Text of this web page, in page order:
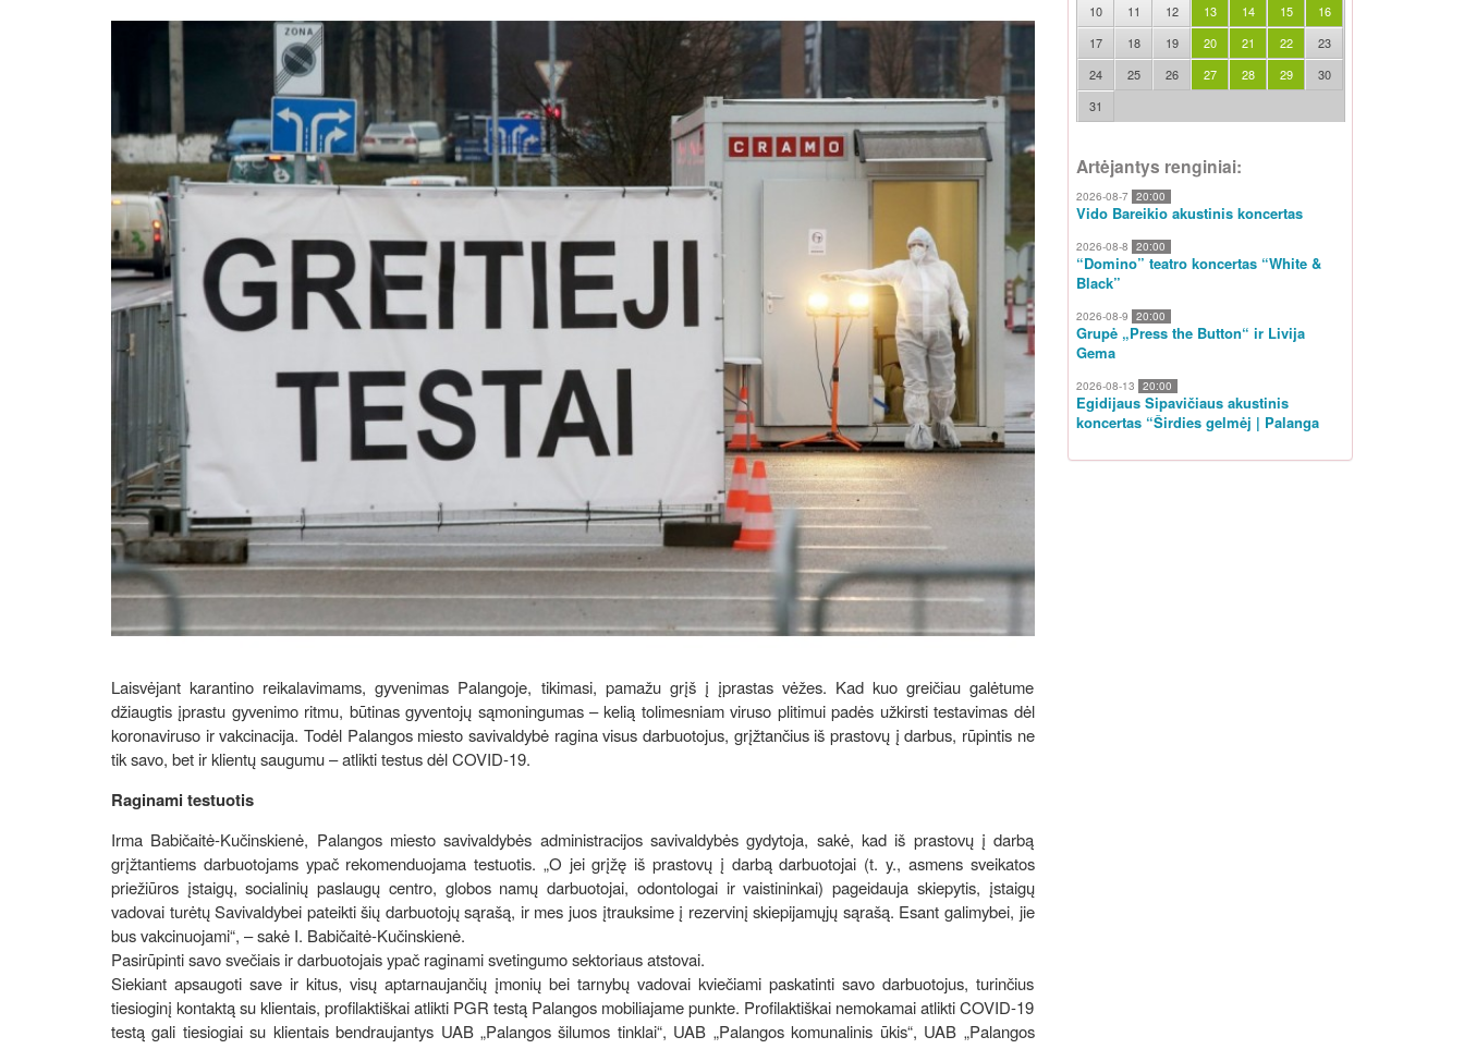
Laisvėjant karantino reikalavimams, gyvenimas Palangoje, tikimasi, pamažu grįš į įprastas vėžes. Kad kuo greičiau galėtume
džiaugtis įprastu gyvenimo ritmu, būtinas gyventojų sąmoningumas – kelią tolimesniam viruso plitimui padės užkirsti testavimas dėl
koronaviruso ir vakcinacija. Todėl Palangos miesto savivaldybė ragina visus darbuotojus, grįžtančius iš prastovų į darbus, rūpintis ne
tik savo, bet ir klientų saugumu – atlikti testus dėl COVID-19.
Raginami testuotis
Irma Babičaitė-Kučinskienė, Palangos miesto savivaldybės administracijos savivaldybės gydytoja, sakė, kad iš prastovų į darbą
grįžtantiems darbuotojams ypač rekomenduojama testuotis. „O jei grįžę iš prastovų į darbą darbuotojai (t. y., asmens sveikatos
priežiūros įstaigų, socialinių paslaugų centro, globos namų darbuotojai, odontologai ir vaistininkai) pageidauja skiepytis, įstaigų
vadovai turėtų Savivaldybei pateikti šių darbuotojų sąrašą, ir mes juos įtrauksime į rezervinį skiepijamųjų sąrašą. Esant galimybei, jie
bus vakcinuojami“, – sakė I. Babičaitė-Kučinskienė.
Pasirūpinti savo svečiais ir darbuotojais ypač raginami svetingumo sektoriaus atstovai.
Siekiant apsaugoti save ir kitus, visų aptarnaujančių įmonių bei tarnybų vadovai kviečiami paskatinti savo darbuotojus, turinčius
tiesioginį kontaktą su klientais, profilaktiškai atlikti PGR testą Palangos mobiliajame punkte. Profilaktiškai nemokamai atlikti COVID-19
testą gali tiesiogiai su klientais bendraujantys UAB „Palangos šilumos tinklai“, UAB „Palangos komunalinis ūkis“, UAB „Palangos
10
11 12 13 14 15
16
17
18 19 20 21 22
23
24
25 26 27 28 29
30
31
Artėjantys renginiai:
2026-08-7 20:00
Vido Bareikio akustinis koncertas
2026-08-8 20:00
“Domino” teatro koncertas “White &
Black”
2026-08-9 20:00
Grupė „Press the Button“ ir Livija
Gema
2026-08-13 20:00
Egidijaus Sipavičiaus akustinis
koncertas “Širdies gelmėj | Palanga